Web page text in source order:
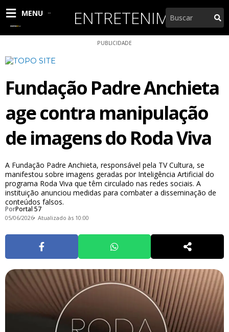
para
MENU ENTRETENIMENTO
Pesquisar
PUBLICIDADE
Fundação Padre Anchieta
age contra manipulação
de imagens do Roda Viva
A Fundação Padre Anchieta, responsável pela TV Cultura, se
manifestou sobre imagens geradas por Inteligência Artificial do
programa Roda Viva que têm circulado nas redes sociais. A
instituição anunciou medidas para combater a disseminação de
conteúdos falsos.
PorPortal 57
05/06/2026 Atualizado às 10:00